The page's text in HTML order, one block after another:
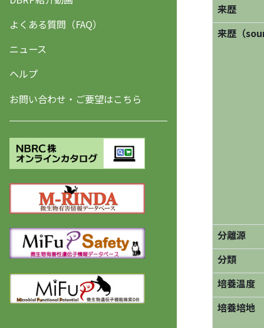
よくある質問（FAQ）
ニュース
ヘルプ
お問い合わせ・ご要望はこちら
来歴
来歴（
分離源
分類
培養温度
培養培地